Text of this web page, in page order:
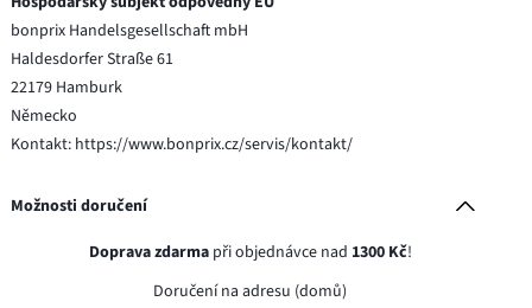
bonprix Handelsgesellschaft mbH
Haldesdorfer Straße 61
22179 Hamburk
Německo
Kontakt: https://www.bonprix.cz/servis/kontakt/
Možnosti doručení
Doprava zdarmapři objednávce nad 1300 Kč!
Doručení na adresu (domů)